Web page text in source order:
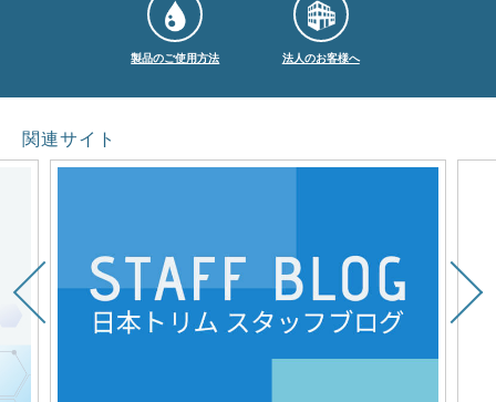
製品のご使用方法 法人のお客様へ
関連サイト